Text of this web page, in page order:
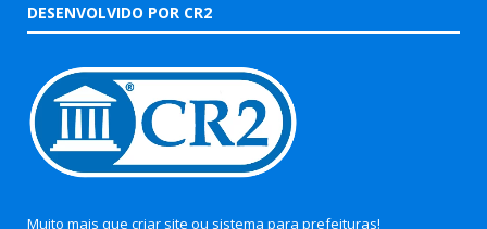
DESENVOLVIDO POR CR2
Muito mais que criar site ou sistema para prefeituras!